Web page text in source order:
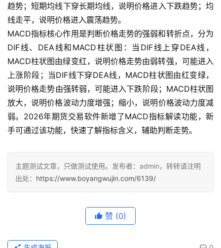
趋势；短期均线下穿长期均线，说明价格进入下跌趋势；均
线走平，说明价格进入震荡趋势。
MACD指标核心作用是判断价格走势的强弱和转折点，分为
DIF线、DEA线和MACD柱状图：当DIF线上穿DEA线，
MACD柱状图由绿变红，说明价格走势由弱转强，可能进入
上涨阶段；当DIF线下穿DEA线，MACD柱状图由红变绿，
说明价格走势由强转弱，可能进入下跌阶段；MACD柱状图
放大，说明价格波动力度增强；缩小，说明价格波动力度减
弱。2026年期货交易软件新增了MACD指标解读功能，新
手可通过该功能，快速了解指标含义，辅助判断走势。
主题测试文章，只做测试使用。发布者：admin，转转请注明
出处： https://www.boyangwujin.com/6139/
赞 (0)